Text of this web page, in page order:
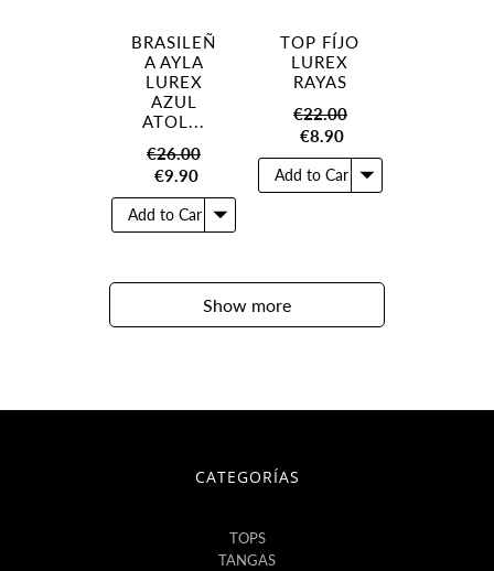
BRASILEÑ
A AYLA
LUREX
AZUL
ATOL...
€26.00
€9.90
TOP FÍJO
LUREX
RAYAS
€22.00
€8.90
Show more
CATEGORÍAS
TOPS
TANGAS